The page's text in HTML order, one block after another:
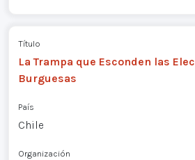
Título
La Trampa que Esconden las
Burguesas
País
Chile
Organización